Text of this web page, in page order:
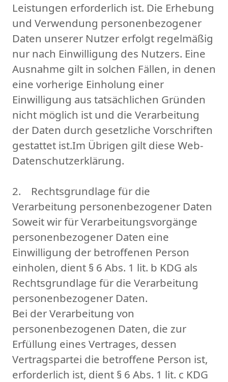
Leistungen erforderlich ist. Die Erhebung
und Verwendung personenbezogener
Daten unserer Nutzer erfolgt regelmäßig
nur nach Einwilligung des Nutzers. Eine
Ausnahme gilt in solchen Fällen, in denen
eine vorherige Einholung einer
Einwilligung aus tatsächlichen Gründen
nicht möglich ist und die Verarbeitung
der Daten durch gesetzliche Vorschriften
gestattet ist.Im Übrigen gilt diese Web-
Datenschutzerklärung.
2. Rechtsgrundlage für die
Verarbeitung personenbezogener Daten
Soweit wir für Verarbeitungsvorgänge
personenbezogener Daten eine
Einwilligung der betroffenen Person
einholen, dient § 6 Abs. 1 lit. b KDG als
Rechtsgrundlage für die Verarbeitung
personenbezogener Daten.
Bei der Verarbeitung von
personenbezogenen Daten, die zur
Erfüllung eines Vertrages, dessen
Vertragspartei die betroffene Person ist,
erforderlich ist, dient § 6 Abs. 1 lit. c KDG